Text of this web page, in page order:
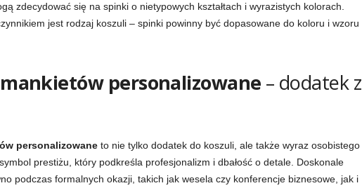
zdecydować się na spinki o nietypowych kształtach i wyrazistych kolorach.
jest rodzaj koszuli – spinki powinny być dopasowane do koloru i wzoru
personalizowane – dodatek z
personalizowaneto nie tylko dodatek do koszuli, ale także wyraz osobistego
prestiżu, który podkreśla profesjonalizm i dbałość o detale. Doskonale
podczas formalnych okazji, takich jak wesela czy konferencje biznesowe, jak i